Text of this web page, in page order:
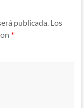
publicada. Los
*